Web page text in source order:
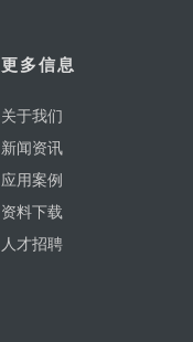
更多信息
关于我们
新闻资讯
应用案例
资料下载
人才招聘